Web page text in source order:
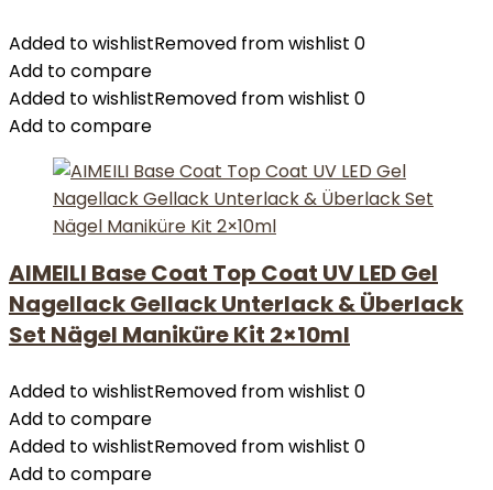
Added to wishlistRemoved from wishlist 0
Add to compare
Added to wishlistRemoved from wishlist 0
Add to compare
AIMEILI Base Coat Top Coat UV LED Gel
Nagellack Gellack Unterlack & Überlack
Set Nägel Maniküre Kit 2×10ml
Added to wishlistRemoved from wishlist 0
Add to compare
Added to wishlistRemoved from wishlist 0
Add to compare